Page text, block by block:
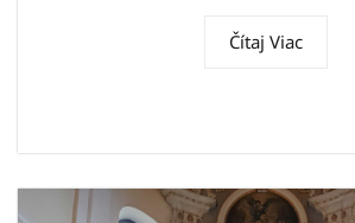
Čítaj Viac